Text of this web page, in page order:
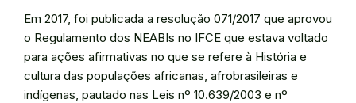
Em 2017, foi publicada a resolução 071/2017 que aprovou
o Regulamento dos NEABIs no IFCE que estava voltado
para ações afirmativas no que se refere à História e
cultura das populações africanas, afrobrasileiras e
indígenas, pautado nas Leis nº 10.639/2003 e nº